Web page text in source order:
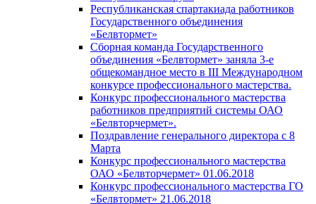
Республиканская спартакиада работников
Государственного объединения
«Белвтормет»
Сборная команда Государственного
объединения «Белвтормет» заняла 3-е
общекомандное место в III Международном
конкурсе профессионального мастерства.
Конкурс профессионального мастерства
работников предприятий системы ОАО
«Белвторчермет».
Поздравление генерального директора с 8
Марта
Конкурс профессионального мастерства
ОАО «Белвторчермет» 01.06.2018
Конкурс профессионального мастерства ГО
«Белвтормет» 21.06.2018